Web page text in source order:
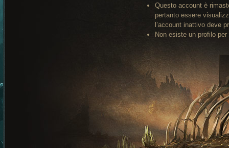
Questo account è
pertanto essere
l’account inattivo deve
Non esiste un profilo